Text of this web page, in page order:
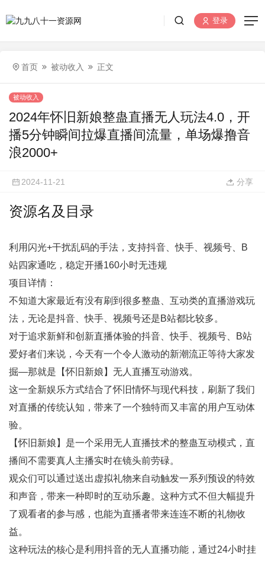
登录
首页 被动收入 正文
被动收入
2024年怀旧新娘整蛊直播无人玩法4.0，开
播5分钟瞬间拉爆直播间流量，单场爆撸音
浪2000+
2024-11-21 分享
资源名及目录
利用闪光+干扰乱码的手法，支持抖音、快手、视频号、B
站四家通吃，稳定开播160小时无违规
项目详情：
不知道大家最近有没有刷到很多整蛊、互动类的直播游戏玩
法，无论是抖音、快手、视频号还是B站都比较多。
对于追求新鲜和创新直播体验的抖音、快手、视频号、B站
爱好者们来说，今天有一个令人激动的新潮流正等待大家发
掘—那就是【怀旧新娘】无人直播互动游戏。
这一全新娱乐方式结合了怀旧情怀与现代科技，刷新了我们
对直播的传统认知，带来了一个独特而又丰富的用户互动体
验。
【怀旧新娘】是一个采用无人直播技术的整蛊互动模式，直
播间不需要真人主播实时在镜头前劳碌。
观众们可以通过送出虚拟礼物来自动触发一系列预设的特效
和声音，带来一种即时的互动乐趣。这种方式不但大幅提升
了观看者的参与感，也能为直播者带来连连不断的礼物收
益。
这种玩法的核心是利用抖音的无人直播功能，通过24小时挂